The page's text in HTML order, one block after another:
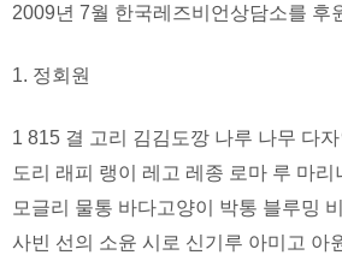
2009년 7월 한국레즈비언상담소를 후
1. 정회원
1 815 결 고리 김김도깡 나루 나무 다
도리 래피 랭이 레고 레종 로마 루 마리
모글리 물통 바다고양이 박통 블루밍
사빈 선의 소윤 시로 신기루 아미고 아